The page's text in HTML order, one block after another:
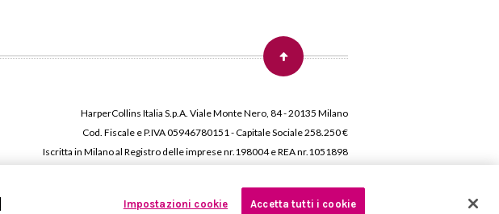
HarperCollins Italia S.p.A. Viale Monte Nero, 84 - 20135 Milano
Cod. Fiscale e P.IVA 05946780151 - Capitale Sociale 258.250 €
Iscritta in Milano al Registro delle imprese nr.198004 e REA nr.1051898
Impostazioni cookie Accetta tutti i cookie